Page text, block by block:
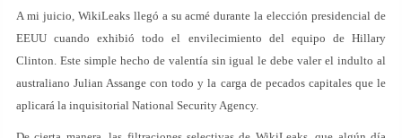
A mi juicio, WikiLeaks llegó a su acmé durante la elección presidencial de
EEUU cuando exhibió todo el envilecimiento del equipo de Hillary
Clinton. Este simple hecho de valentía sin igual le debe valer el indulto al
australiano Julian Assange con todo y la carga de pecados capitales que le
aplicará la inquisitorial National Security Agency.